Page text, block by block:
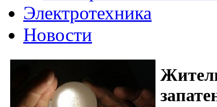
Электротехника
Новости